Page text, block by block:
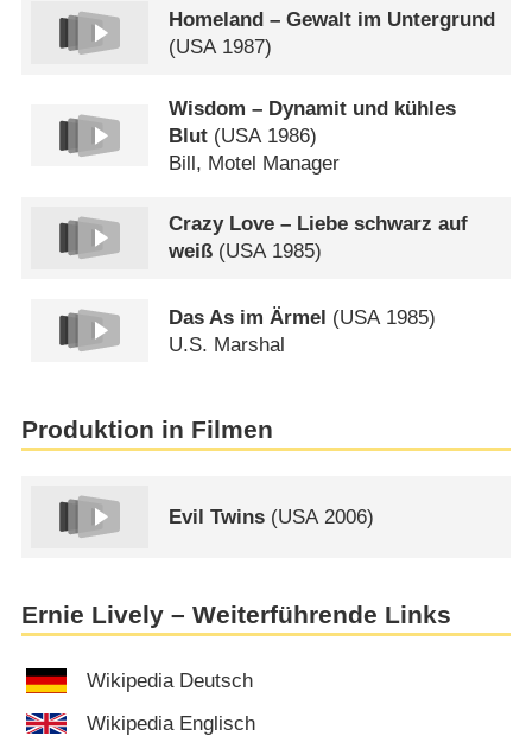
Homeland – Gewalt im Untergrund
(USA 1987)
Wisdom – Dynamit und kühles
Blut (USA 1986)
Bill, Motel Manager
Crazy Love – Liebe schwarz auf
weiß (USA1985)
Das As im Ärmel (USA 1985)
U.S. Marshal
Produktion in Filmen
Evil Twins (USA2006)
Ernie Lively – Weiterführende Links
Wikipedia Deutsch
Wikipedia Englisch